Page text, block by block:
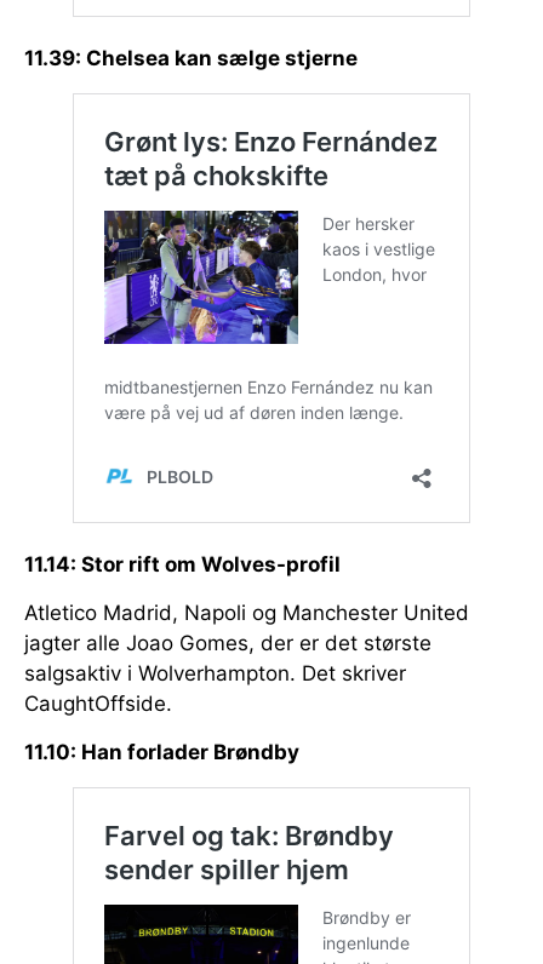
11.39: Chelsea kan sælge stjerne
11.14: Stor rift om Wolves-profil
Atletico Madrid, Napoli og Manchester United
jagter alle Joao Gomes, der er det største
salgsaktiv i Wolverhampton. Det skriver
CaughtOffside.
11.10: Han forlader Brøndby